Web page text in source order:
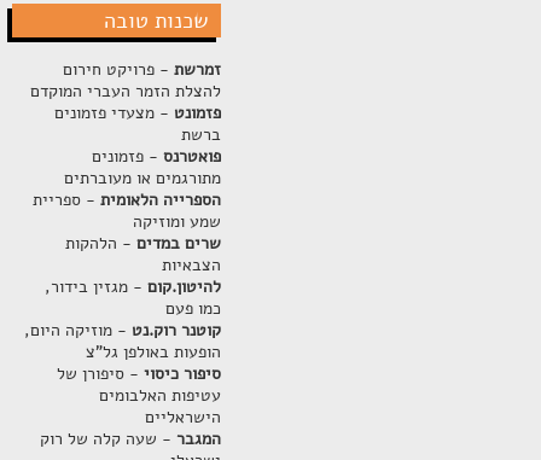
שכנות טובה
זמרשת- פרויקט חירום
להצלת הזמר העברי המוקדם
פזמונט - מצעדי פזמונים
ברשת
פואטרנס- פזמונים
מתורגמים או מעוברתים
הספרייה הלאומית- ספריית
שמע ומוזיקה
שרים במדים- הלהקות
הצבאיות
להיטון.קום- מגזין בידור,
כמו פעם
קוטנר רוק.נט - מוזיקה היום,
הופעות באולפן גל"צ
סיפור כיסוי- סיפורן של
עטיפות האלבומים
הישראליים
המגבר- שעה קלה של רוק